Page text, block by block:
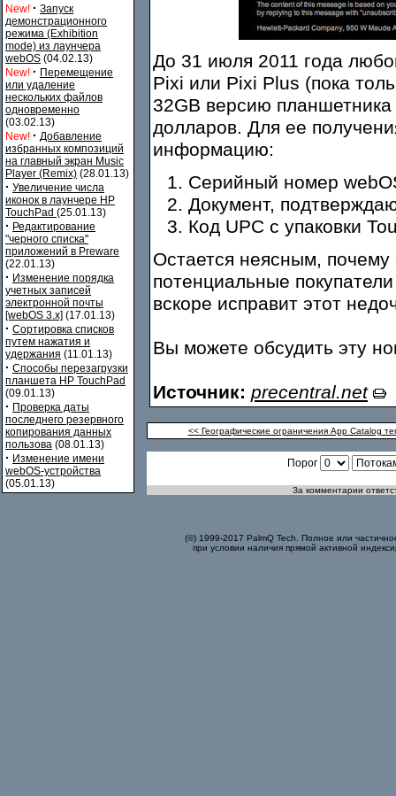
New! · Запуск
демонстрационного
режима (Exhibition
mode) из лаунчера
webOS (04.02.13)
New! · Перемещение
или удаление
нескольких файлов
одновременно
(03.02.13)
New! · Добавление
избранных композиций
на главный экран Music
Player (Remix) (28.01.13)
· Увеличение числа
иконок в лаунчере HP
TouchPad (25.01.13)
· Редактирование
"черного списка"
приложений в Preware
(22.01.13)
· Изменение порядка
учетных записей
электронной почты
[webOS 3.x] (17.01.13)
· Сортировка списков
путем нажатия и
удержания (11.01.13)
· Способы перезагрузки
планшета HP TouchPad
(09.01.13)
· Проверка даты
последнего резервного
копирования данных
пользова (08.01.13)
· Изменение имени
webOS-устройства
(05.01.13)
До 31 июля 2011 года
Pixi или Pixi Plus (пока
32GB версию планшетника
долларов. Для ее
информацию:
Серийный номер
Документ,
Код UPC с упаковки
Остается неясным, почему
потенциальные
вскоре исправит этот
Вы можете обсудить эту
Источник: precentral.net
<< Географические ограничения App Catalog
Порог
За комментарии
(©) 1999-2017 PalmQ Tech. Полное или
при условии наличия прямой активной